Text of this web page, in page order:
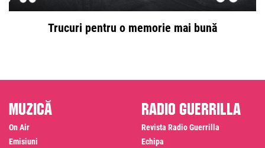
Trucuri pentru o memorie mai bună
Muzică
On Air
Emisiuni
Radio Guerrilla
Revista Radio Guerrilla
Echipa